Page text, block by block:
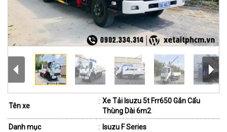
Tên xe
: Xe Tải Isuzu 5t Frr650 Gắn Cẩu
Thùng Dài 6m2
Danh mục
: Isuzu F Series